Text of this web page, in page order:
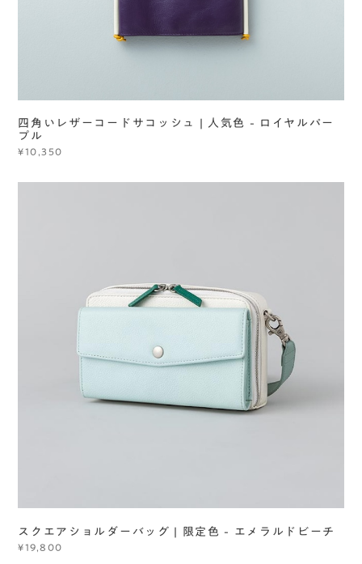
四角いレザーコードサコッシュ | 人気色 - ロイヤルパー
プル
¥10,350
スクエアショルダーバッグ | 限定色 - エメラルドビーチ
¥19,800